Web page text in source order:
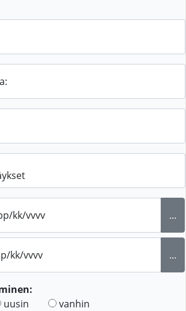
kk/vvvv ...
kk/vvvv ...
uusin vanhin